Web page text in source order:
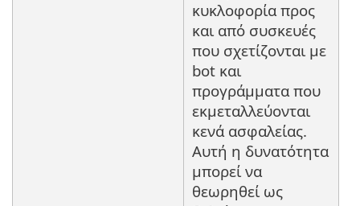
κυκλοφορία προς
και από συσκευές
που σχετίζονται με
bot και
προγράμματα που
εκμεταλλεύονται
κενά ασφαλείας.
Αυτή η δυνατότητα
μπορεί να
θεωρηθεί ως